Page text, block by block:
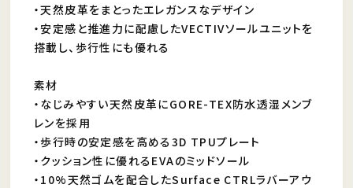
・天然皮革をまとったエレガンスなデザイン
・安定感と推進力に配慮したVECTIVソールユニットを
搭載し、歩行性にも優れる
素材
・なじみやすい天然皮革にGORE-TEX防水透湿メンブ
レンを採用
・歩行時の安定感を高める3D TPUプレート
・クッション性に優れるEVAのミッドソール
・10%天然ゴムを配合したSurface CTRLラバーアウ